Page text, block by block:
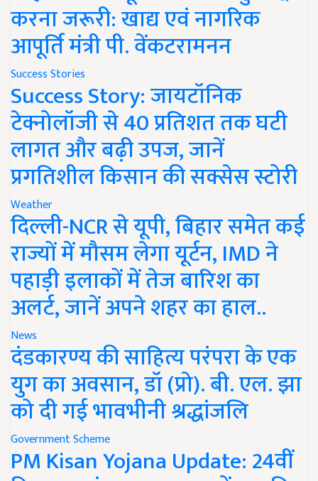
करना जरूरी: खाद्य एवं नागरिक
आपूर्ति मंत्री पी. वेंकटरामनन
Success Stories
Success Story: जायटॉनिक
टेक्नोलॉजी से 40 प्रतिशत तक घटी
लागत और बढ़ी उपज, जानें
प्रगतिशील किसान की सक्सेस स्टोरी
Weather
दिल्ली-NCR से यूपी, बिहार समेत कई
राज्यों में मौसम लेगा यूर्टन, IMD ने
पहाड़ी इलाकों में तेज बारिश का
अलर्ट, जानें अपने शहर का हाल..
News
दंडकारण्य की साहित्य परंपरा के एक
युग का अवसान, डॉ (प्रो). बी. एल. झा
को दी गई भावभीनी श्रद्धांजलि
Government Scheme
PM Kisan Yojana Update: 24वीं